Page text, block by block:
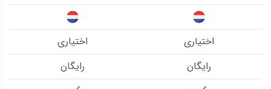
اختیاری
رایگان
اختیاری
رایگان